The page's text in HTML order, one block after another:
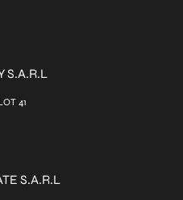
S.A.R.L
41
S.A.R.L